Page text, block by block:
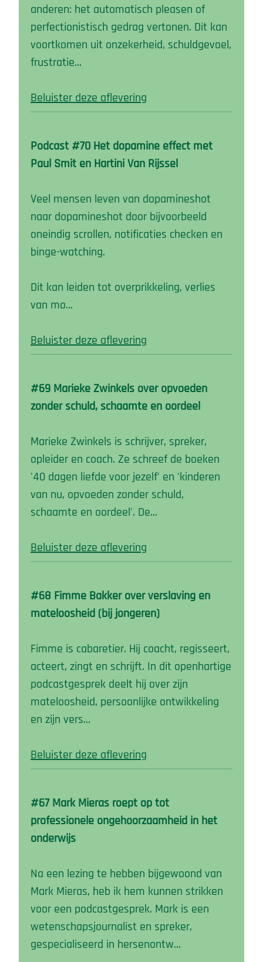
anderen: het automatisch pleasen of
perfectionistisch gedrag vertonen. Dit kan
voortkomen uit onzekerheid, schuldgevoel,
frustratie…
Beluister deze aflevering
Podcast #70 Het dopamine effect met
Paul Smit en Hartini Van Rijssel
Veel mensen leven van dopamineshot
naar dopamineshot door bijvoorbeeld
oneindig scrollen, notificaties checken en
binge-watching.
Dit kan leiden tot overprikkeling, verlies
van mo…
Beluister deze aflevering
#69 Marieke Zwinkels over opvoeden
zonder schuld, schaamte en oordeel
Marieke Zwinkels is schrijver, spreker,
opleider en coach. Ze schreef de boeken
'40 dagen liefde voor jezelf' en 'kinderen
van nu, opvoeden zonder schuld,
schaamte en oordeel'. De…
Beluister deze aflevering
#68 Fimme Bakker over verslaving en
mateloosheid (bij jongeren)
Fimme is cabaretier. Hij coacht, regisseert,
acteert, zingt en schrijft. In dit openhartige
podcastgesprek deelt hij over zijn
mateloosheid, persoonlijke ontwikkeling
en zijn vers…
Beluister deze aflevering
#67 Mark Mieras roept op tot
professionele ongehoorzaamheid in het
onderwijs
Na een lezing te hebben bijgewoond van
Mark Mieras, heb ik hem kunnen strikken
voor een podcastgesprek. Mark is een
wetenschapsjournalist en spreker,
gespecialiseerd in hersenontw…